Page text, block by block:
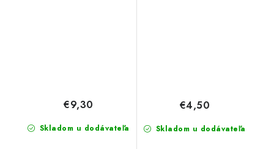
Skladom u dodávateľa
€9,30
Skladom u dodávateľa
€4,50